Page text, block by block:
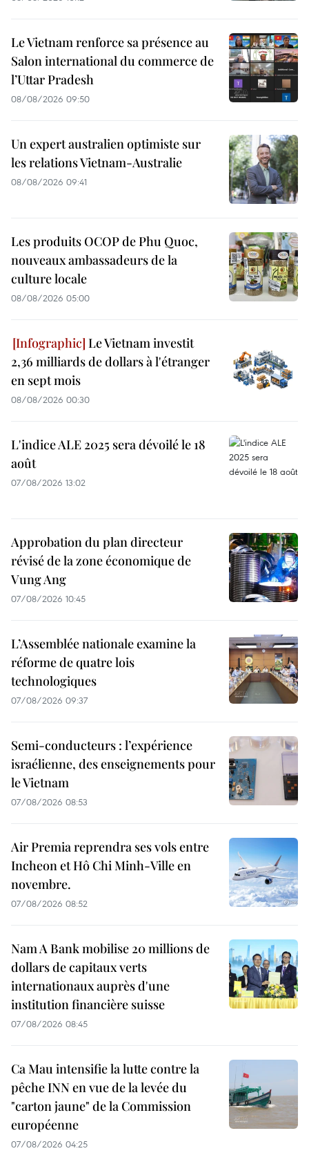
Le Vietnam renforce sa présence au
Salon international du commerce de
l’Uttar Pradesh
08/08/2026 09:50
Un expert australien optimiste sur
les relations Vietnam-Australie
08/08/2026 09:41
Les produits OCOP de Phu Quoc,
nouveaux ambassadeurs de la
culture locale
08/08/2026 05:00
Le Vietnam investit
2,36 milliards de dollars à l'étranger
en sept mois
08/08/2026 00:30
L'indice ALE 2025 sera dévoilé le 18
août
07/08/2026 13:02
Approbation du plan directeur
révisé de la zone économique de
Vung Ang
07/08/2026 10:45
L’Assemblée nationale examine la
réforme de quatre lois
technologiques
07/08/2026 09:37
Semi-conducteurs : l’expérience
israélienne, des enseignements pour
le Vietnam
07/08/2026 08:53
Air Premia reprendra ses vols entre
Incheon et Hô Chi Minh-Ville en
novembre.
07/08/2026 08:52
Nam A Bank mobilise 20 millions de
dollars de capitaux verts
internationaux auprès d'une
institution financière suisse
07/08/2026 08:45
Ca Mau intensifie la lutte contre la
pêche INN en vue de la levée du
"carton jaune" de la Commission
européenne
07/08/2026 04:25